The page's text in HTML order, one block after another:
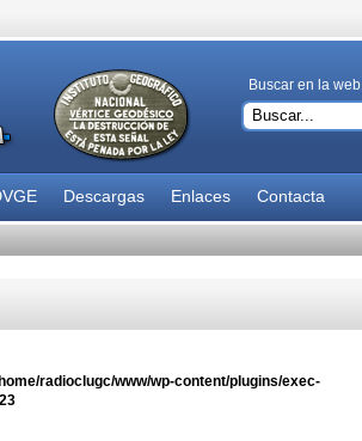
Buscar en la web
Descargas Enlaces Contacta
radioclugc/www/wp-content/plugins/exec-
23